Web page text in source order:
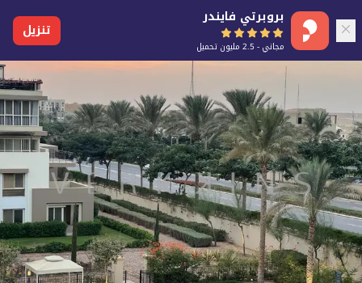
بروبرتي فايندر
مجاني - 2.5 مليون تحميل
تنزيل